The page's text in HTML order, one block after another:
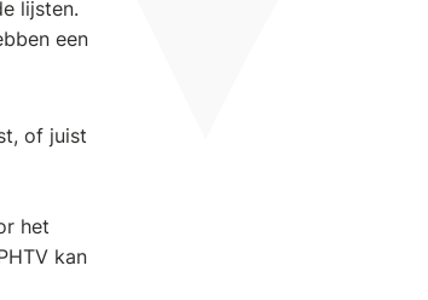
lijsten.
een
of juist
het
kan